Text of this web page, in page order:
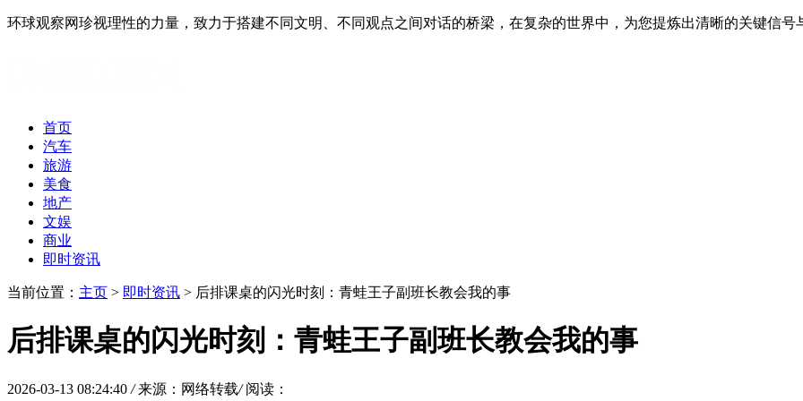
环球观察网珍视理性的力量，致力于搭建不同文明、不同观点之间对话的桥梁，在复杂的世界中，为您提炼出清晰的关键信号
首页
汽车
旅游
美食
地产
文娱
商业
即时资讯
当前位置： 主页 > 即时资讯 > 后排课桌的闪光时刻：青蛙王子副班长教会我的事
后排课桌的闪光时刻：青蛙王子副班长教会我的事
2026-03-13 08:24:40 / 来源：网络转载/ 阅读：